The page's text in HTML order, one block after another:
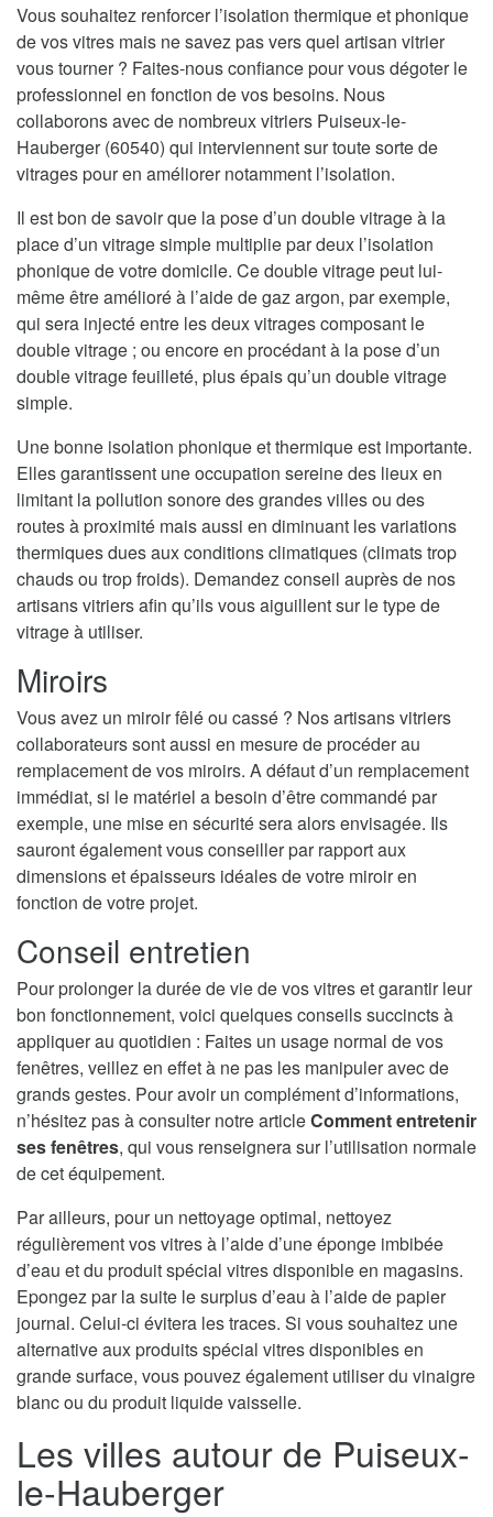
Vous souhaitez renforcer l’isolation thermique et phonique
de vos vitres mais ne savez pas vers quel artisan vitrier
vous tourner ? Faites-nous confiance pour vous dégoter le
professionnel en fonction de vos besoins. Nous
collaborons avec de nombreux vitriers Puiseux-le-
Hauberger (60540) qui interviennent sur toute sorte de
vitrages pour en améliorer notamment l’isolation.
Il est bon de savoir que la pose d’un double vitrage à la
place d’un vitrage simple multiplie par deux l’isolation
phonique de votre domicile. Ce double vitrage peut lui-
même être amélioré à l’aide de gaz argon, par exemple,
qui sera injecté entre les deux vitrages composant le
double vitrage ; ou encore en procédant à la pose d’un
double vitrage feuilleté, plus épais qu’un double vitrage
simple.
Une bonne isolation phonique et thermique est importante.
Elles garantissent une occupation sereine des lieux en
limitant la pollution sonore des grandes villes ou des
routes à proximité mais aussi en diminuant les variations
thermiques dues aux conditions climatiques (climats trop
chauds ou trop froids). Demandez conseil auprès de nos
artisans vitriers afin qu’ils vous aiguillent sur le type de
vitrage à utiliser.
Miroirs
Vous avez un miroir fêlé ou cassé ? Nos artisans vitriers
collaborateurs sont aussi en mesure de procéder au
remplacement de vos miroirs. A défaut d’un remplacement
immédiat, si le matériel a besoin d’être commandé par
exemple, une mise en sécurité sera alors envisagée. Ils
sauront également vous conseiller par rapport aux
dimensions et épaisseurs idéales de votre miroir en
fonction de votre projet.
Conseil entretien
Pour prolonger la durée de vie de vos vitres et garantir leur
bon fonctionnement, voici quelques conseils succincts à
appliquer au quotidien : Faites un usage normal de vos
fenêtres, veillez en effet à ne pas les manipuler avec de
grands gestes. Pour avoir un complément d’informations,
n’hésitez pas à consulter notre articleComment entretenir
ses fenêtres, qui vous renseignera sur l’utilisation normale
de cet équipement.
Par ailleurs, pour un nettoyage optimal, nettoyez
régulièrement vos vitres à l’aide d’une éponge imbibée
d’eau et du produit spécial vitres disponible en magasins.
Epongez par la suite le surplus d’eau à l’aide de papier
journal. Celui-ci évitera les traces. Si vous souhaitez une
alternative aux produits spécial vitres disponibles en
grande surface, vous pouvez également utiliser du vinaigre
blanc ou du produit liquide vaisselle.
Les villes autour de Puiseux-
le-Hauberger